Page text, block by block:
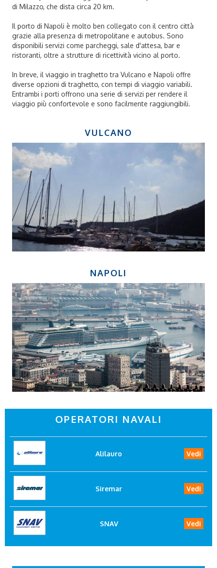
di Milazzo, che dista circa 20 km.
Il porto di Napoli è molto ben collegato con il centro città
grazie alla presenza di metropolitane e autobus. Sono
disponibili servizi come parcheggi, sale d'attesa, bar e
ristoranti, oltre a strutture di ricettività vicino al porto.
In breve, il viaggio in traghetto tra Vulcano e Napoli offre
diverse opzioni di traghetto, con tempi di viaggio variabili.
Entrambi i porti offrono una serie di servizi per rendere il
viaggio più confortevole e sono facilmente raggiungibili.
VULCANO
NAPOLI
OPERATORI NAVALI
Alilauro Vedi
Siremar Vedi
SNAV Vedi